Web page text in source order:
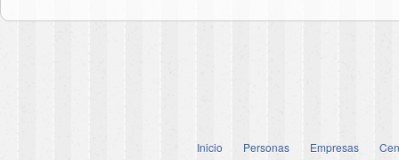
Inicio Personas Empresas